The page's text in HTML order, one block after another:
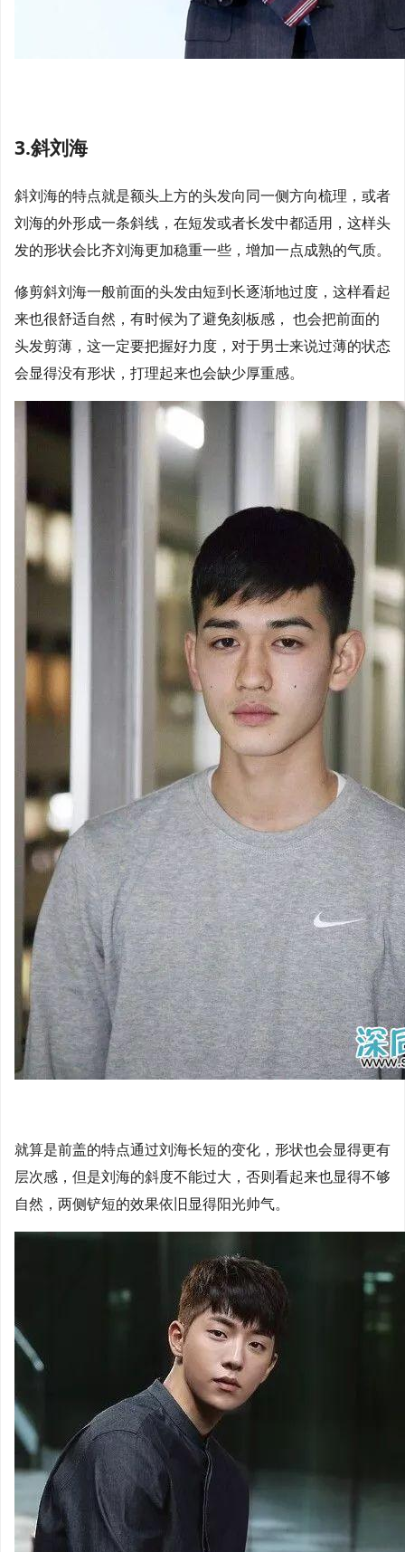
3.斜刘海
斜刘海的特点就是额头上方的头发向同一侧方向梳理，或者
刘海的外形成一条斜线，在短发或者长发中都适用，这样头
发的形状会比齐刘海更加稳重一些，增加一点成熟的气质。
修剪斜刘海一般前面的头发由短到长逐渐地过度，这样看起
来也很舒适自然，有时候为了避免刻板感， 也会把前面的
头发剪薄，这一定要把握好力度，对于男士来说过薄的状态
会显得没有形状，打理起来也会缺少厚重感。
就算是前盖的特点通过刘海长短的变化，形状也会显得更有
层次感，但是刘海的斜度不能过大，否则看起来也显得不够
自然，两侧铲短的效果依旧显得阳光帅气。